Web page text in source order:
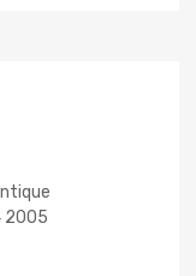
2005